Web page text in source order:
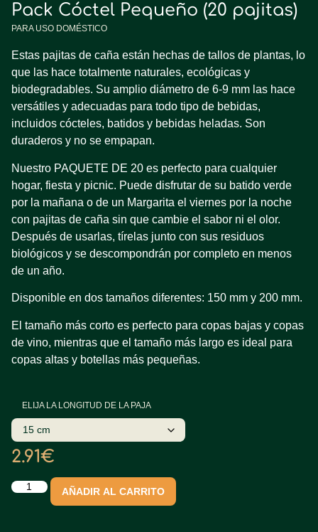
Pack Cóctel Pequeño (20 pajitas)
PARA USO DOMÉSTICO
Estas pajitas de caña están hechas de tallos de plantas, lo
que las hace totalmente naturales, ecológicas y
biodegradables. Su amplio diámetro de 6-9 mm las hace
versátiles y adecuadas para todo tipo de bebidas,
incluidos cócteles, batidos y bebidas heladas. Son
duraderos y no se empapan.
Nuestro PAQUETE DE 20 es perfecto para cualquier
hogar, fiesta y picnic. Puede disfrutar de su batido verde
por la mañana o de un Margarita el viernes por la noche
con pajitas de caña sin que cambie el sabor ni el olor.
Después de usarlas, tírelas junto con sus residuos
biológicos y se descompondrán por completo en menos
de un año.
Disponible en dos tamaños diferentes: 150 mm y 200 mm.
El tamaño más corto es perfecto para copas bajas y copas
de vino, mientras que el tamaño más largo es ideal para
copas altas y botellas más pequeñas.
ELIJA LA LONGITUD DE LA PAJA
2.91€
AÑADIR AL CARRITO